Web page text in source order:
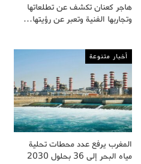
هاجر كعنان تكشف عن تطلعاتها
وتجاربها الفنية وتعبر عن رؤيتها…
أخبار متنوعة
المغرب يرفع عدد محطات تحلية
مياه البحر إلى 36 بحلول 2030